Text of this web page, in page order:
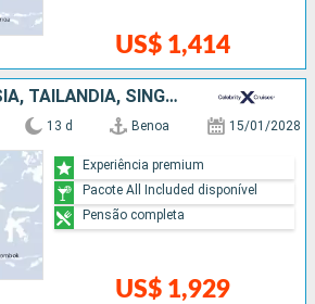
US$ 1,414
INDONESIA, MALÁSIA, TAILÃNDIA, SINGAPURA
13 d Benoa 15/01/2028
US$ 1,929
Experiência premium
Pacote All Included disponível
Pensão completa